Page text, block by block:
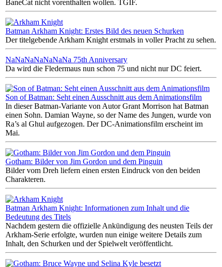
BaneCat nicht vorenthalten wollen. TGIF.
Batman Arkham Knight: Erstes Bild des neuen Schurken
Der titelgebende Arkham Knight erstmals in voller Pracht zu sehen.
NaNaNaNaNaNaNa 75th Anniversary
Da wird die Fledermaus nun schon 75 und nicht nur DC feiert.
Son of Batman: Seht einen Ausschnitt aus dem Animationsfilm
In dieser Batman-Variante von Autor Grant Morrison hat Batman
einen Sohn. Damian Wayne, so der Name des Jungen, wurde von
Ra’s al Ghul aufgezogen. Der DC-Animationsfilm erscheint im
Mai.
Gotham: Bilder von Jim Gordon und dem Pinguin
Bilder vom Dreh liefern einen ersten Eindruck von den beiden
Charakteren.
Batman Arkham Knight: Informationen zum Inhalt und die
Bedeutung des Titels
Nachdem gestern die offizielle Ankündigung des neusten Teils der
Arkham-Serie erfolgte, wurden nun einige weitere Details zum
Inhalt, den Schurken und der Spielwelt veröffentlicht.